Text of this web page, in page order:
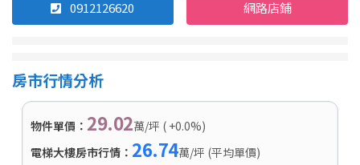
0912126620 網路店鋪
房市行情分析
物件單價： 29.02萬/坪 ( +0.0%)
電梯大樓房市行情： 26.74萬/坪 (平均單價)